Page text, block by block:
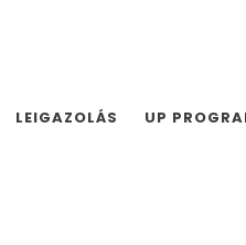
LEIGAZOLÁS UP